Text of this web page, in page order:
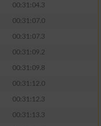
00:31:04.3
00:31:07.0
00:31:07.3
00:31:09.2
00:31:09.8
00:31:12.0
00:31:12.3
00:31:13.3